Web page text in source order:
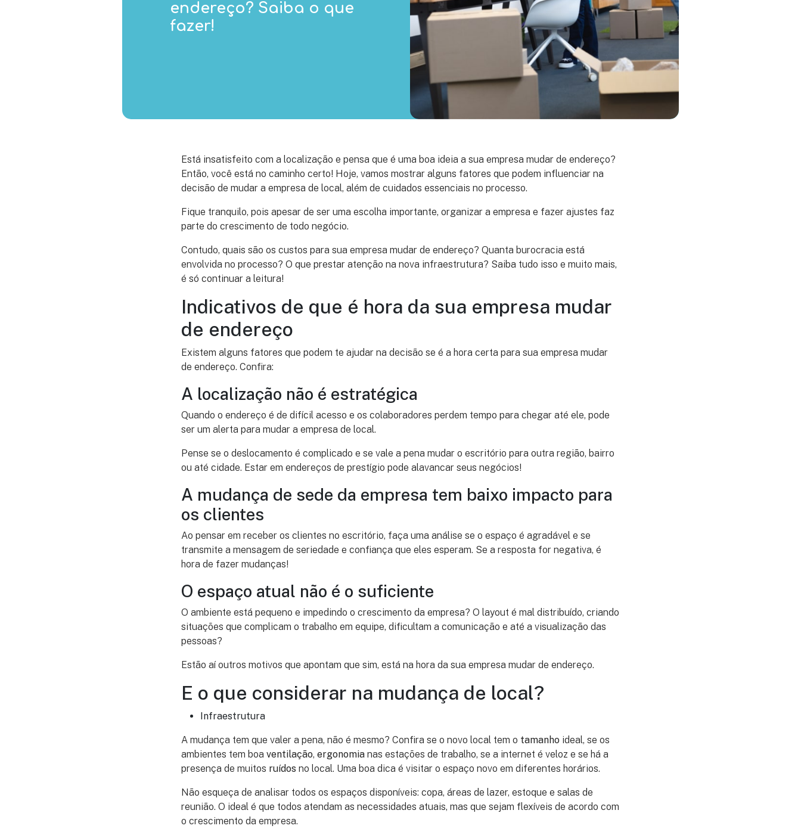
endereço? Saiba o que
fazer!
Está insatisfeito com a localização e pensa que é uma boa ideia a sua empresa mudar de endereço?
Então, você está no caminho certo! Hoje, vamos mostrar alguns fatores que podem influenciar na
decisão de mudar a empresa de local, além de cuidados essenciais no processo.
Fique tranquilo, pois apesar de ser uma escolha importante, organizar a empresa e fazer ajustes faz
parte do crescimento de todo negócio.
Contudo, quais são os custos para sua empresa mudar de endereço? Quanta burocracia está
envolvida no processo? O que prestar atenção na nova infraestrutura? Saiba tudo isso e muito mais,
é só continuar a leitura!
Indicativos de que é hora da sua empresa mudar
de endereço
Existem alguns fatores que podem te ajudar na decisão se é a hora certa para sua empresa mudar
de endereço. Confira:
A localização não é estratégica
Quando o endereço é de difícil acesso e os colaboradores perdem tempo para chegar até ele, pode
ser um alerta para mudar a empresa de local.
Pense se o deslocamento é complicado e se vale a pena mudar o escritório para outra região, bairro
ou até cidade. Estar em endereços de prestígio pode alavancar seus negócios!
A mudança de sede da empresa tem baixo impacto para
os clientes
Ao pensar em receber os clientes no escritório, faça uma análise se o espaço é agradável e se
transmite a mensagem de seriedade e confiança que eles esperam. Se a resposta for negativa, é
hora de fazer mudanças!
O espaço atual não é o suficiente
O ambiente está pequeno e impedindo o crescimento da empresa? O layout é mal distribuído, criando
situações que complicam o trabalho em equipe, dificultam a comunicação e até a visualização das
pessoas?
Estão aí outros motivos que apontam que sim, está na hora da sua empresa mudar de endereço.
E o que considerar na mudança de local?
Infraestrutura
A mudança tem que valer a pena, não é mesmo? Confira se o novo local tem o tamanho ideal, se os
ambientes tem boa ventilação, ergonomia nas estações de trabalho, se a internet é veloz e se há a
presença de muitos ruídos no local. Uma boa dica é visitar o espaço novo em diferentes horários.
Não esqueça de analisar todos os espaços disponíveis: copa, áreas de lazer, estoque e salas de
reunião. O ideal é que todos atendam as necessidades atuais, mas que sejam flexíveis de acordo com
o crescimento da empresa.